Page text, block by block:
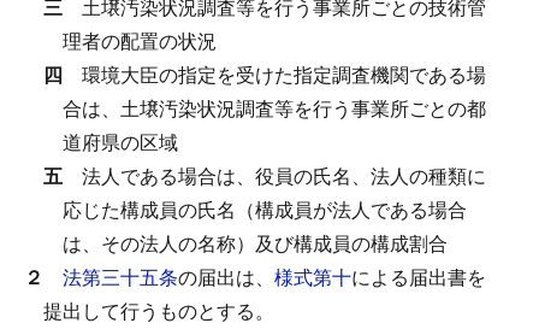
三 土壌汚染状況調査等を行う事業所ごとの技術管
理者の配置の状況
四 環境大臣の指定を受けた指定調査機関である場
合は、土壌汚染状況調査等を行う事業所ごとの都
道府県の区域
五 法人である場合は、役員の氏名、法人の種類に
応じた構成員の氏名（構成員が法人である場合
は、その法人の名称）及び構成員の構成割合
２ 法第三十五条の届出は、 様式第十による届出書を
提出して行うものとする。